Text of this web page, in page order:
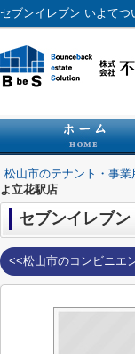
松山市のテナント・事
よ立花駅店
セブンイレブ
<<松山市のコンビニエ